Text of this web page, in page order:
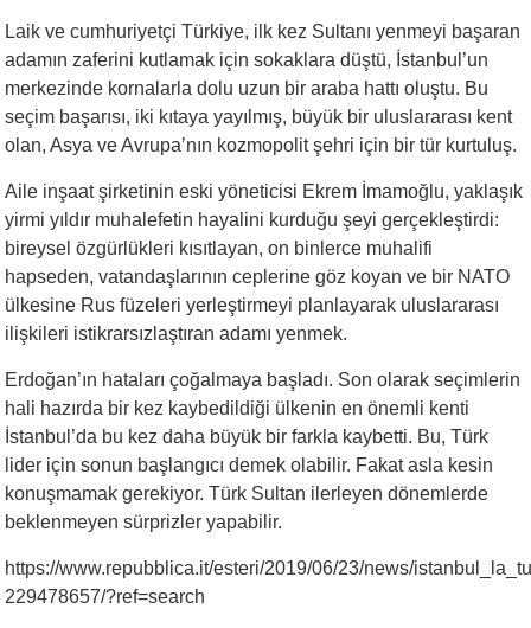
Laik ve cumhuriyetçi Türkiye, ilk kez Sultanı yenmeyi başaran
adamın zaferini kutlamak için sokaklara düştü, İstanbul’un
merkezinde kornalarla dolu uzun bir araba hattı oluştu. Bu
seçim başarısı, iki kıtaya yayılmış, büyük bir uluslararası kent
olan, Asya ve Avrupa’nın kozmopolit şehri için bir tür kurtuluş.
Aile inşaat şirketinin eski yöneticisi Ekrem İmamoğlu, yaklaşık
yirmi yıldır muhalefetin hayalini kurduğu şeyi gerçekleştirdi:
bireysel özgürlükleri kısıtlayan, on binlerce muhalifi
hapseden, vatandaşlarının ceplerine göz koyan ve bir NATO
ülkesine Rus füzeleri yerleştirmeyi planlayarak uluslararası
ilişkileri istikrarsızlaştıran adamı yenmek.
Erdoğan’ın hataları çoğalmaya başladı. Son olarak seçimlerin
hali hazırda bir kez kaybedildiği ülkenin en önemli kenti
İstanbul’da bu kez daha büyük bir farkla kaybetti. Bu, Türk
lider için sonun başlangıcı demek olabilir. Fakat asla kesin
konuşmamak gerekiyor. Türk Sultan ilerleyen dönemlerde
beklenmeyen sürprizler yapabilir.
https://www.repubblica.it/esteri/2019/06/23/news/
229478657/?ref=search